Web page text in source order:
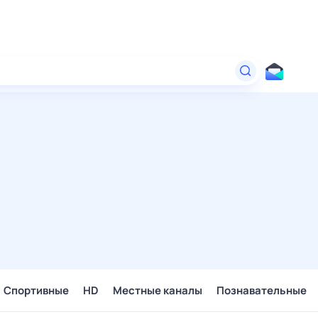
Спортивные HD Местные каналы Познавательные